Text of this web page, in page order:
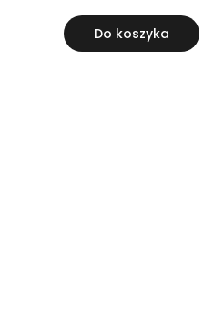
Do koszyka